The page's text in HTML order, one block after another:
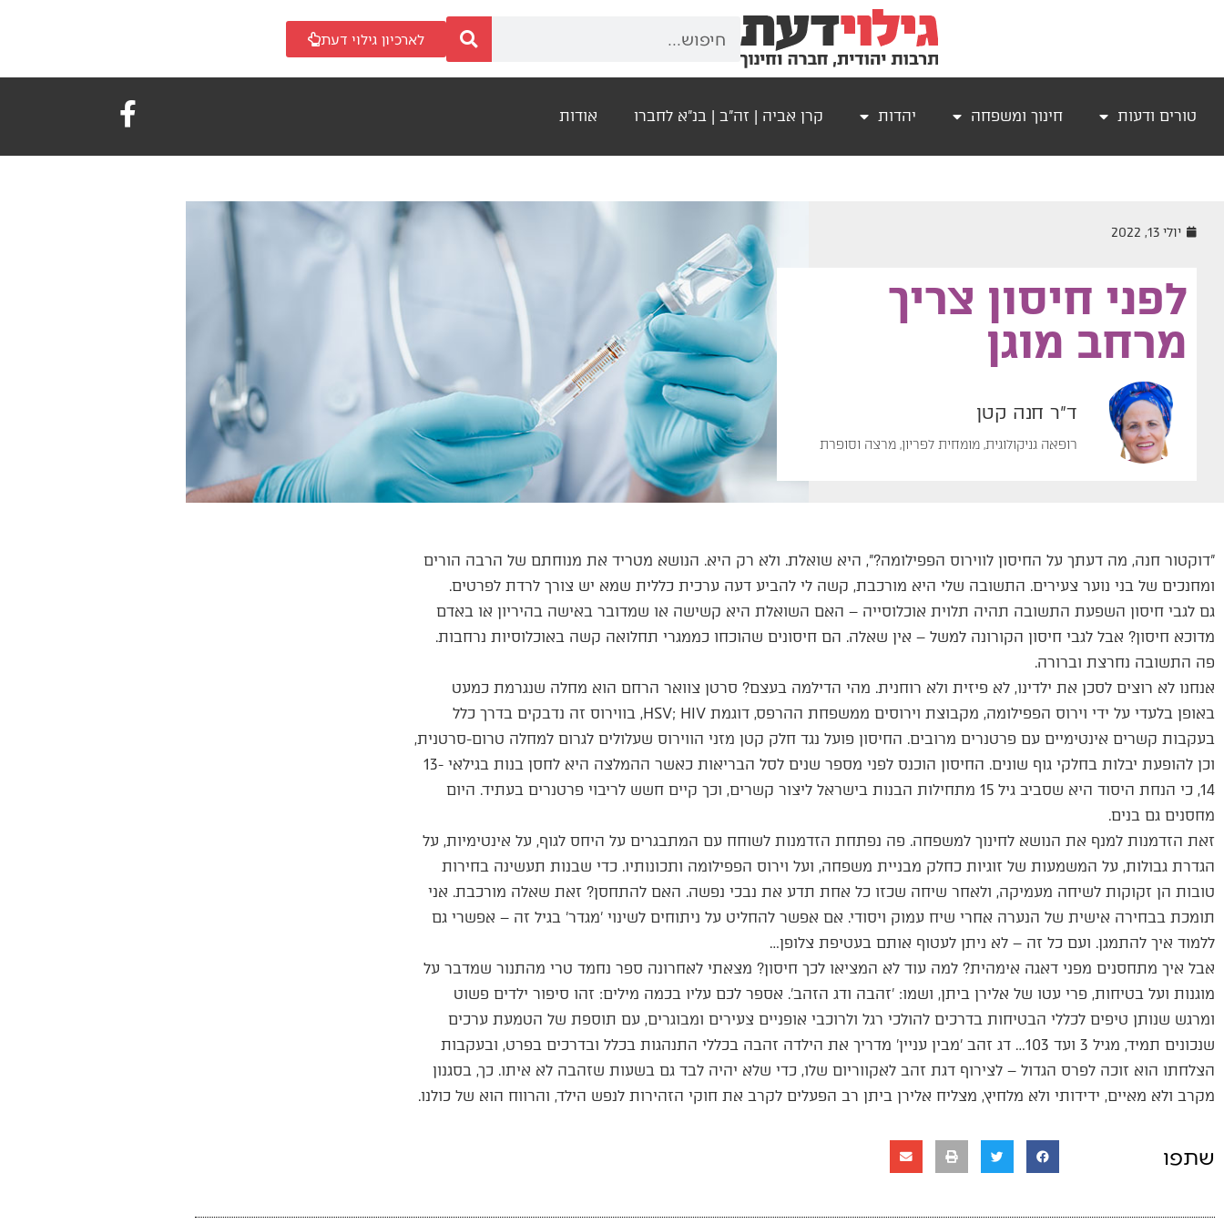
לארכיון גילוי דעת
טורים ודעות חינוך ומשפחה יהדות קרן אביה | זה"ב | בנ"א לחברו אודות
יולי 13, 2022
לפני חיסון צריך
מרחב מוגן
ד"ר חנה קטן
רופאה גניקולוגית, מומחית לפריון, מרצה וסופרת
"דוקטור חנה, מה דעתך על החיסון לווירוס הפפילומה?", היא שואלת. ולא רק היא. הנושא מטריד את מנוחתם של הרבה הורים
ומחנכים של בני נוער צעירים. התשובה שלי היא מורכבת, קשה לי להביע דעה ערכית כללית שמא יש צורך לרדת לפרטים.
גם לגבי חיסון השפעת התשובה תהיה תלוית אוכלוסייה – האם השואלת היא קשישה או שמדובר באישה בהיריון או באדם
מדוכא חיסון? אבל לגבי חיסון הקורונה למשל – אין שאלה. הם חיסונים שהוכחו כממגרי תחלואה קשה באוכלוסיות נרחבות.
פה התשובה נחרצת וברורה.
אנחנו לא רוצים לסכן את ילדינו, לא פיזית ולא רוחנית. מהי הדילמה בעצם? סרטן צוואר הרחם הוא מחלה שנגרמת כמעט
באופן בלעדי על ידי וירוס הפפילומה, מקבוצת וירוסים ממשפחת ההרפס, דוגמת HSV; HIV, בווירוס זה נדבקים בדרך כלל
בעקבות קשרים אינטימיים עם פרטנרים מרובים. החיסון פועל נגד חלק קטן מזני הווירוס שעלולים לגרום למחלה טרום-סרטנית,
וכן להופעת יבלות בחלקי גוף שונים. החיסון הוכנס לפני מספר שנים לסל הבריאות כאשר ההמלצה היא לחסן בנות בגילאי 13-
14, כי הנחת היסוד היא שסביב גיל 15 מתחילות הבנות בישראל ליצור קשרים, וכך קיים חשש לריבוי פרטנרים בעתיד. היום
מחסנים גם בנים.
זאת הזדמנות למנף את הנושא לחינוך למשפחה. פה נפתחת הזדמנות לשוחח עם המתבגרים על היחס לגוף, על אינטימיות, על
הגדרת גבולות, על המשמעות של זוגיות כחלק מבניית משפחה, ועל וירוס הפפילומה ותכונותיו. כדי שבנות תעשינה בחירות
טובות הן זקוקות לשיחה מעמיקה, ולאחר שיחה שכזו כל אחת תדע את נבכי נפשה. האם להתחסן? זאת שאלה מורכבת. אני
תומכת בבחירה אישית של הנערה אחרי שיח עמוק ויסודי. אם אפשר להחליט על ניתוחים לשינוי 'מגדר' בגיל זה – אפשרי גם
ללמוד איך להתמגן. ועם כל זה – לא ניתן לעטוף אותם בעטיפת צלופן…
אבל איך מתחסנים מפני דאגה אימהית? למה עוד לא המציאו לכך חיסון? מצאתי לאחרונה ספר נחמד טרי מהתנור שמדבר על
מוגנות ועל בטיחות, פרי עטו של אלירן ביתן, ושמו: 'זהבה ודג הזהב'. אספר לכם עליו בכמה מילים: זהו סיפור ילדים פשוט
ומרגש שנותן טיפים לכללי הבטיחות בדרכים להולכי רגל ולרוכבי אופניים צעירים ומבוגרים, עם תוספת של הטמעת ערכים
שנכונים תמיד, מגיל 3 ועד 103… דג זהב 'מבין עניין' מדריך את הילדה זהבה בכללי התנהגות בכלל ובדרכים בפרט, ובעקבות
הצלחתו הוא זוכה לפרס הגדול – לצירוף דגת זהב לאקווריום שלו, כדי שלא יהיה לבד גם בשעות שזהבה לא איתו. כך, בסגנון
מקרב ולא מאיים, ידידותי ולא מלחיץ, מצליח אלירן ביתן רב הפעלים לקרב את חוקי הזהירות לנפש הילד, והרווח הוא של כולנו.
שתפו